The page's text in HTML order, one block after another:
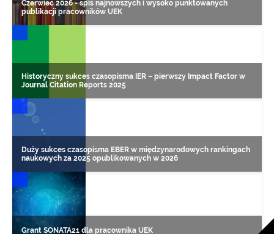
Czerwiec 2026 - spis najnowszych i wysoko punktowanych
publikacji pracowników UEK
Historyczny sukces czasopisma IER – pierwszy Impact Factor w
Journal Citation Reports 2025
DONIESIENIA NAUKOWE
Duży sukces czasopisma EBER w międzynarodowych rankingach
naukowych za 2025 opublikowanych w 2026
DONIESIENIA NAUKOWE
Grant SONATA21 dla pracownika UEK